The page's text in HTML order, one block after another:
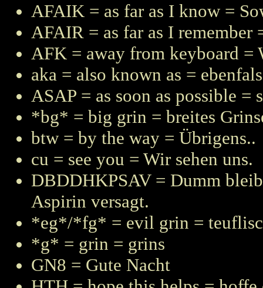
AFAIK = as far as I know =
AFAIR = as far as I
AFK = away from keyboard =
aka = also known as =
ASAP = as soon as possible
*bg* = big grin = breites
btw = by the way = Übrigens..
cu = see you = Wir sehen uns.
DBDDHKPSAV = Dumm
Aspirin versagt.
*eg*/*fg* = evil grin =
*g* = grin = grins
GN8 = Gute Nacht